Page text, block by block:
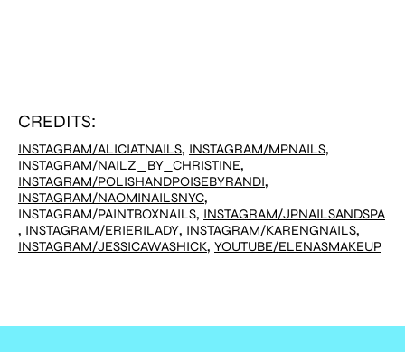
CREDITS:
INSTAGRAM/ALICIATNAILS, INSTAGRAM/MPNAILS,
INSTAGRAM/NAILZ_BY_CHRISTINE,
INSTAGRAM/POLISHANDPOISEBYRANDI,
INSTAGRAM/NAOMINAILSNYC,
INSTAGRAM/PAINTBOXNAILS, INSTAGRAM/JPNAILSANDSPA
, INSTAGRAM/ERIERILADY, INSTAGRAM/KARENGNAILS,
INSTAGRAM/JESSICAWASHICK, YOUTUBE/ELENASMAKEUP